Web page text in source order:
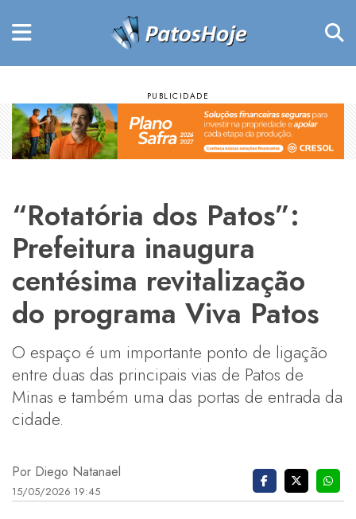
“Rotatória dos Patos”:
Prefeitura inaugura
centésima revitalização
do programa Viva Patos
O espaço é um importante ponto de ligação
entre duas das principais vias de Patos de
Minas e também uma das portas de entrada da
cidade.
Por Diego Natanael
15/05/2026 19:45